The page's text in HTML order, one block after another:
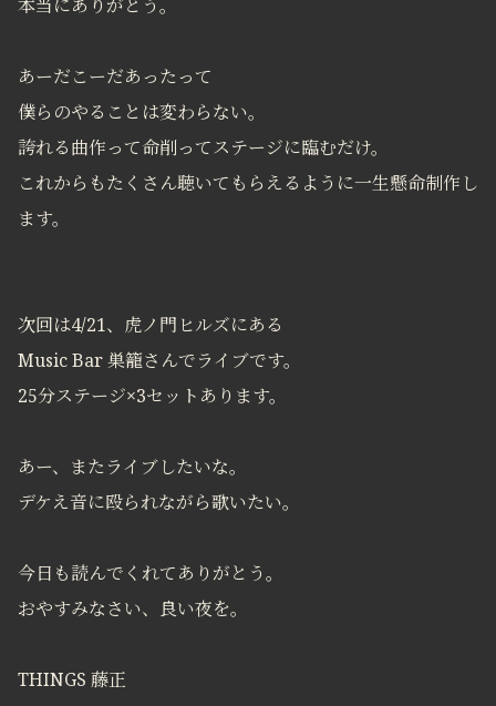
本当にありがとう。
あーだこーだあったって
僕らのやることは変わらない。
誇れる曲作って命削ってステージに臨むだけ。
これからもたくさん聴いてもらえるように一生懸命制作し
ます。
次回は4/21、虎ノ門ヒルズにある
Music Bar 巣籠さんでライブです。
25分ステージ×3セットあります。
あー、またライブしたいな。
デケえ音に殴られながら歌いたい。
今日も読んでくれてありがとう。
おやすみなさい、良い夜を。
THINGS 藤正